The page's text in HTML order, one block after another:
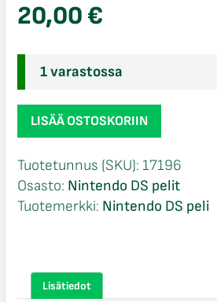
20,00€
1 varastossa
Paint
By
NIB
Nintendo
DS
LISÄÄ OSTOSKORIIN
Tuotetunnus (SKU): 17196
Osasto: Nintendo DS pelit
Tuotemerkki: Nintendo DS peli
Lisätiedot